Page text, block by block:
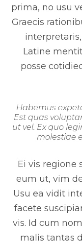
prima, no usu
Graecis
Latine
posse
Habemus
Est quas
ut vel. Ex quo
molestiae
Ei vis regione
eum ut, vim
Usu ea vidit
facete
vis. Id cum
malis tantas